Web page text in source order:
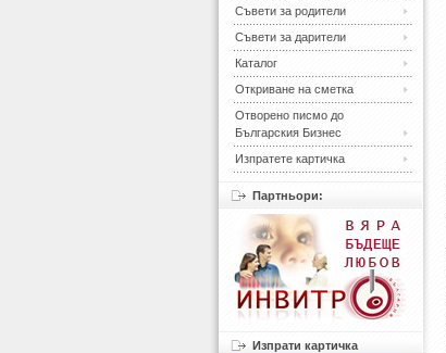
Съвети за родители
Съвети за дарители
Каталог
Откриване на сметка
Отворено писмо до
Българския Бизнес
Изпратете картичка
Партньори:
Изпрати картичка